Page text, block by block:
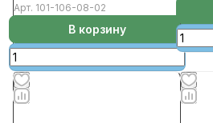
Арт. 101-106-08-02
В корзину